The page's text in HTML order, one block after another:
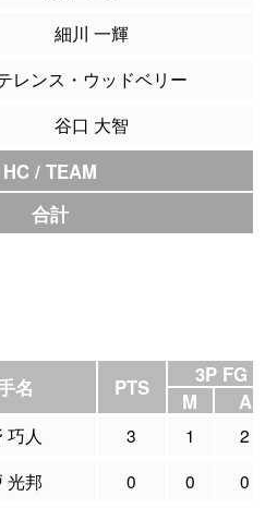
細川 一輝
レンス・ウッドベリー
谷口 大智
HC / TEAM
合計
名 PTS
3P FG
M
A
巧人 3 1
2
光邦 0 0 0